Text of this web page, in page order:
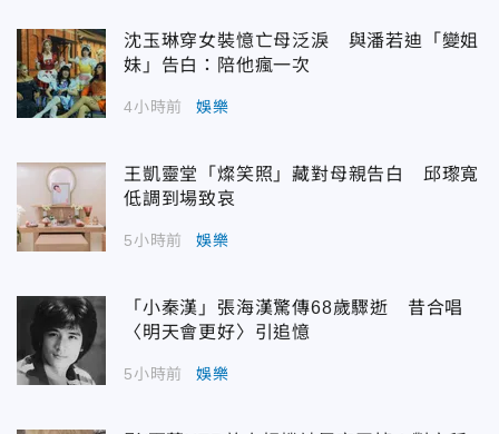
沈玉琳穿女裝憶亡母泛淚 與潘若迪「變姐
妹」告白：陪他瘋一次
4小時前 娛樂
王凱靈堂「燦笑照」藏對母親告白 邱瓈寬
低調到場致哀
5小時前 娛樂
「小秦漢」張海漢驚傳68歲驟逝 昔合唱
〈明天會更好〉引追憶
5小時前 娛樂